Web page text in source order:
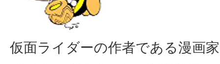
仮面ライダーの作者である漫画